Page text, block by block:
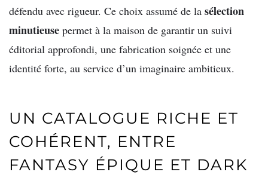
défendu avec rigueur. Ce choix assumé de la sélection
minutieuse permet à la maison de garantir un suivi
éditorial approfondi, une fabrication soignée et une
identité forte, au service d’un imaginaire ambitieux.
UN CATALOGUE RICHE ET
COHÉRENT, ENTRE
FANTASY ÉPIQUE ET DARK